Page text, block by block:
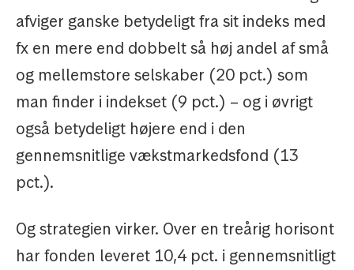
afviger ganske betydeligt fra sit indeks med
fx en mere end dobbelt så høj andel af små
og mellemstore selskaber (20 pct.) som
man finder i indekset (9 pct.) – og i øvrigt
også betydeligt højere end i den
gennemsnitlige vækstmarkedsfond (13
pct.).
Og strategien virker. Over en treårig horisont
har fonden leveret 10,4 pct. i gennemsnitligt